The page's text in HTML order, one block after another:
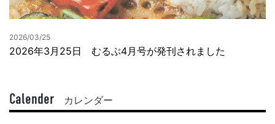
2026/03/25
2026年3月25日 むるぶ4月号が発刊されました
Calender カレンダー